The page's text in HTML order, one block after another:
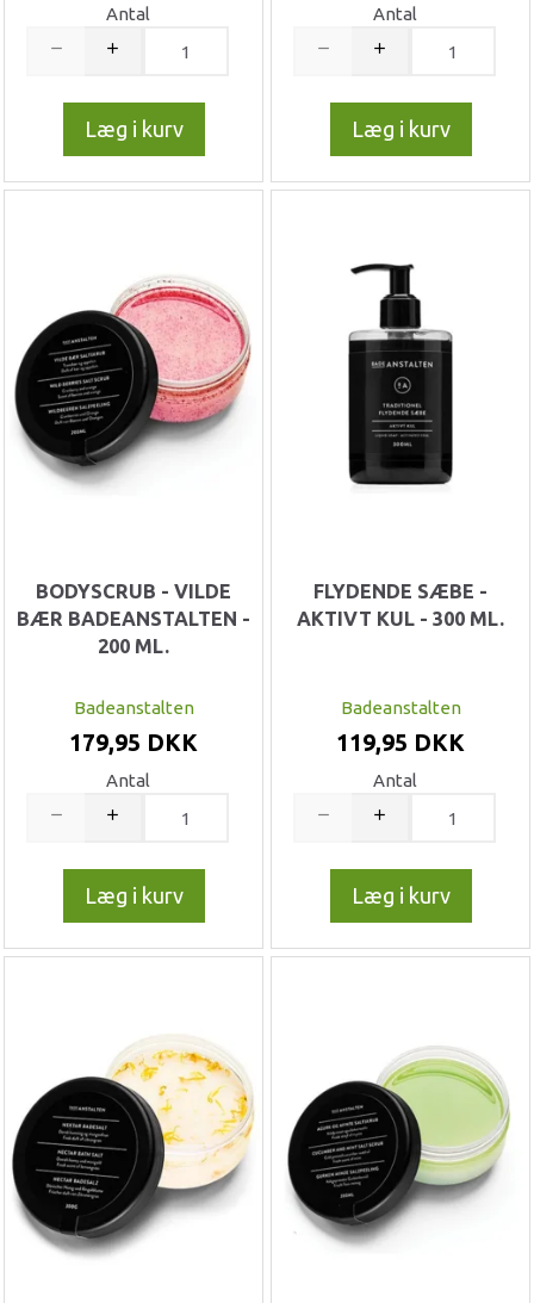
Antal
Læg i kurv
Antal
Læg i kurv
BODYSCRUB - VILDE
BÆR BADEANSTALTEN -
200 ML.
Badeanstalten
179,95 DKK
Antal
Læg i kurv
FLYDENDE SÆBE -
AKTIVT KUL - 300 ML.
Badeanstalten
119,95 DKK
Antal
Læg i kurv